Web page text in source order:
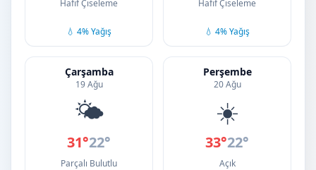
Hafif Çiseleme
💧 4% Yağış
Hafif Çiseleme
💧 4% Yağış
Çarşamba
19 Ağu
🌤️
31°22°
Parçalı Bulutlu
Perşembe
20 Ağu
☀️
33°22°
Açık